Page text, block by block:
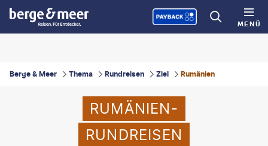
MENÜ
Berge & Meer Thema Rundreisen Ziel Rumänien
RUMÄNIEN-
RUNDREISEN